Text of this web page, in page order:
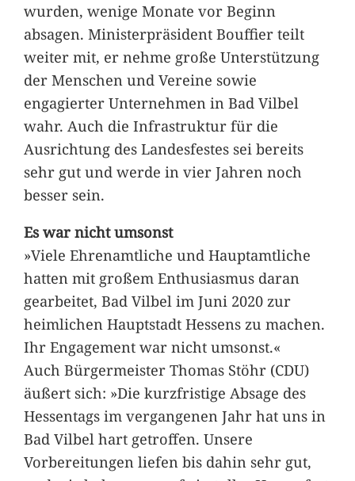
wurden, wenige Monate vor Beginn
absagen. Ministerpräsident Bouffier teilt
weiter mit, er nehme große Unterstützung
der Menschen und Vereine sowie
engagierter Unternehmen in Bad Vilbel
wahr. Auch die Infrastruktur für die
Ausrichtung des Landesfestes sei bereits
sehr gut und werde in vier Jahren noch
besser sein.
Es war nicht umsonst
»Viele Ehrenamtliche und Hauptamtliche
hatten mit großem Enthusiasmus daran
gearbeitet, Bad Vilbel im Juni 2020 zur
heimlichen Hauptstadt Hessens zu machen.
Ihr Engagement war nicht umsonst.«
Auch Bürgermeister Thomas Stöhr (CDU)
äußert sich: »Die kurzfristige Absage des
Hessentags im vergangenen Jahr hat uns in
Bad Vilbel hart getroffen. Unsere
Vorbereitungen liefen bis dahin sehr gut,